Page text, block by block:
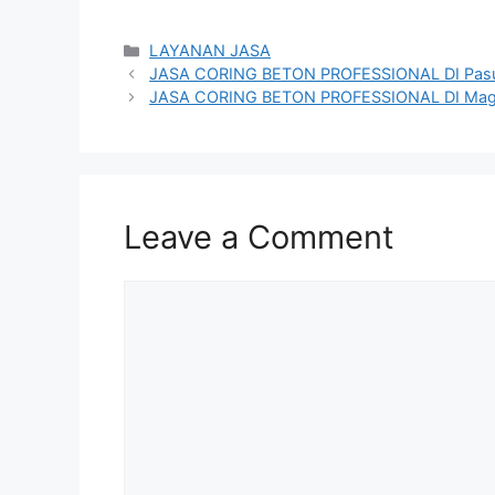
Categories
LAYANAN JASA
JASA CORING BETON PROFESSIONAL DI
JASA CORING BETON PROFESSIONAL DI
Leave a Comment